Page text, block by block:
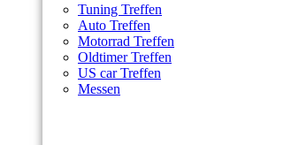
Tuning Treffen
Auto Treffen
Motorrad Treffen
Oldtimer Treffen
US car Treffen
Messen